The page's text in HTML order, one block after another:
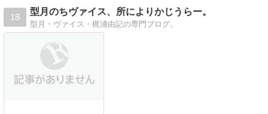
18
型月のちヴァイス、所によりかじうらー。
型月・ヴァイス・梶浦由記の専門ブログ。